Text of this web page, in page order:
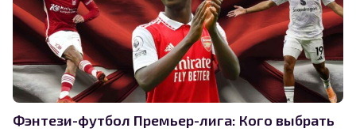
Фэнтези-футбол Премьер-лига: Кого выбрать